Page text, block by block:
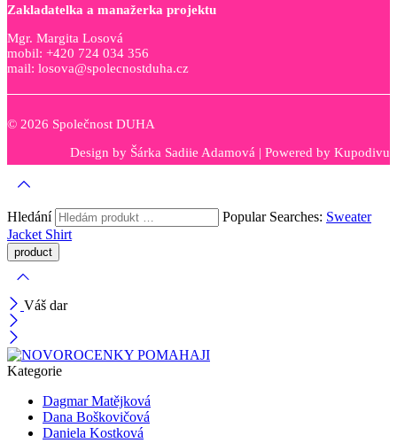
Zakladatelka a manažerka projektu
Mgr. Margita Losová
mobil: +420 724 034 356
mail: losova@spolecnostduha.cz
© 2026 Společnost DUHA
Design by Šárka Sadiie Adamová | Powered by Kupodivu
Hledání Popular Searches: Sweater
Jacket Shirt
Váš dar
Kategorie
Dagmar Matějková
Dana Boškovičová
Daniela Kostková